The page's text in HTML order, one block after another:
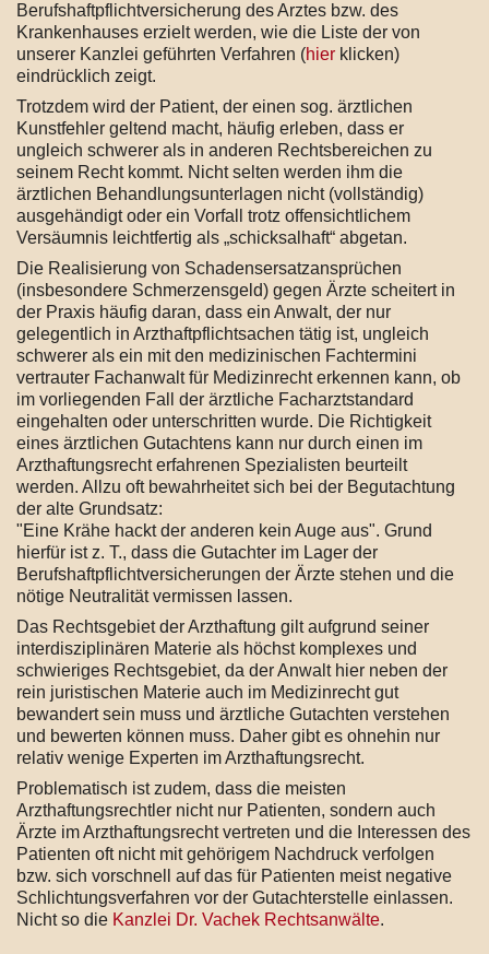
Berufshaftpflichtversicherung des Arztes bzw. des
Krankenhauses erzielt werden, wie die Liste der von
unserer Kanzlei geführten Verfahren (hier klicken)
eindrücklich zeigt.
Trotzdem wird der Patient, der einen sog. ärztlichen
Kunstfehler geltend macht, häufig erleben, dass er
ungleich schwerer als in anderen Rechtsbereichen zu
seinem Recht kommt. Nicht selten werden ihm die
ärztlichen Behandlungsunterlagen nicht (vollständig)
ausgehändigt oder ein Vorfall trotz offensichtlichem
Versäumnis leichtfertig als „schicksalhaft“ abgetan.
Die Realisierung von Schadensersatzansprüchen
(insbesondere Schmerzensgeld) gegen Ärzte scheitert in
der Praxis häufig daran, dass ein Anwalt, der nur
gelegentlich in Arzthaftpflichtsachen tätig ist, ungleich
schwerer als ein mit den medizinischen Fachtermini
vertrauter Fachanwalt für Medizinrecht erkennen kann, ob
im vorliegenden Fall der ärztliche Facharztstandard
eingehalten oder unterschritten wurde. Die Richtigkeit
eines ärztlichen Gutachtens kann nur durch einen im
Arzthaftungsrecht erfahrenen Spezialisten beurteilt
werden. Allzu oft bewahrheitet sich bei der Begutachtung
der alte Grundsatz:
"Eine Krähe hackt der anderen kein Auge aus". Grund
hierfür ist z. T., dass die Gutachter im Lager der
Berufshaftpflichtversicherungen der Ärzte stehen und die
nötige Neutralität vermissen lassen.
Das Rechtsgebiet der Arzthaftung gilt aufgrund seiner
interdisziplinären Materie als höchst komplexes und
schwieriges Rechtsgebiet, da der Anwalt hier neben der
rein juristischen Materie auch im Medizinrecht gut
bewandert sein muss und ärztliche Gutachten verstehen
und bewerten können muss. Daher gibt es ohnehin nur
relativ wenige Experten im Arzthaftungsrecht.
Problematisch ist zudem, dass die meisten
Arzthaftungsrechtler nicht nur Patienten, sondern auch
Ärzte im Arzthaftungsrecht vertreten und die Interessen des
Patienten oft nicht mit gehörigem Nachdruck verfolgen
bzw. sich vorschnell auf das für Patienten meist negative
Schlichtungsverfahren vor der Gutachterstelle einlassen.
Nicht so die Kanzlei Dr. Vachek Rechtsanwälte.